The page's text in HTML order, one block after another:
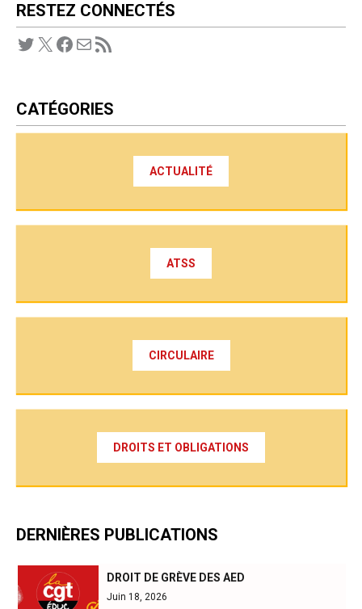
RESTEZ CONNECTÉS
Twitter X Facebook E-mail Flux RSS
CATÉGORIES
ACTUALITÉ
ATSS
CIRCULAIRE
DROITS ET OBLIGATIONS
DERNIÈRES PUBLICATIONS
DROIT DE GRÈVE DES AED
Juin 18, 2026